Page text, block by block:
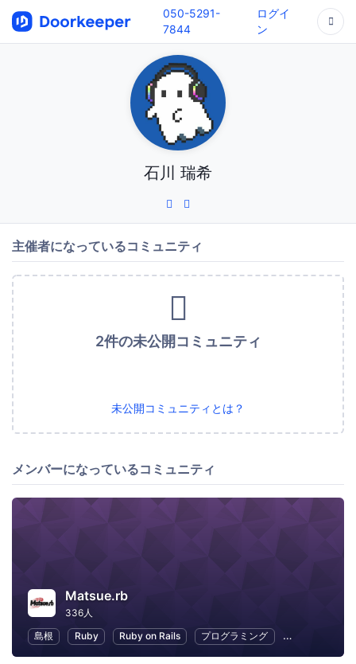
050-5291-
7844
ログイ
ン
石川 瑞希
主催者になっているコミュニティ
2件の未公開コミュニティ
未公開コミュニティとは？
メンバーになっているコミュニティ
Matsue.rb
336人
島根
Ruby Ruby on Rails プログラミング オープンソース